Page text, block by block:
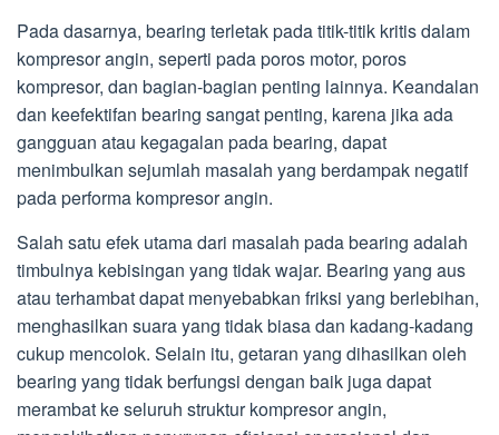
Pada dasarnya, bearing terletak pada titik-titik kritis dalam
kompresor angin, seperti pada poros motor, poros
kompresor, dan bagian-bagian penting lainnya. Keandalan
dan keefektifan bearing sangat penting, karena jika ada
gangguan atau kegagalan pada bearing, dapat
menimbulkan sejumlah masalah yang berdampak negatif
pada performa kompresor angin.
Salah satu efek utama dari masalah pada bearing adalah
timbulnya kebisingan yang tidak wajar. Bearing yang aus
atau terhambat dapat menyebabkan friksi yang berlebihan,
menghasilkan suara yang tidak biasa dan kadang-kadang
cukup mencolok. Selain itu, getaran yang dihasilkan oleh
bearing yang tidak berfungsi dengan baik juga dapat
merambat ke seluruh struktur kompresor angin,